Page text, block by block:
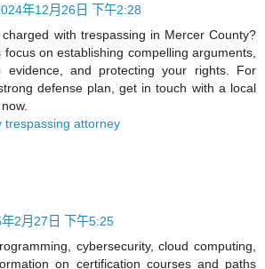
年12月26日 下午2:28
with trespassing in Mercer County?
focus on establishing compelling arguments,
evidence, and protecting your rights. For
defense plan, get in touch with a local
trespassing attorney
2月27日 下午5:25
cybersecurity, cloud computing,
on certification courses and paths